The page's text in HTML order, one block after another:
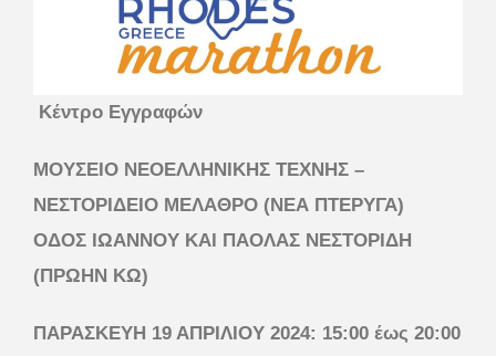
Κέντρο Εγγραφών
ΜΟΥΣΕΙΟ ΝΕΟΕΛΛΗΝΙΚΗΣ ΤΕΧΝΗΣ –
ΝΕΣΤΟΡΙΔΕΙΟ ΜΕΛΑΘΡΟ (ΝΕΑ ΠΤΕΡΥΓΑ)
ΟΔΟΣ ΙΩΑΝΝΟΥ ΚΑΙ ΠΑΟΛΑΣ ΝΕΣΤΟΡΙΔΗ
(ΠΡΩΗΝ ΚΩ)
ΠΑΡΑΣΚΕΥΗ 19 ΑΠΡΙΛΙΟΥ 2024: 15:00 έως 20:00